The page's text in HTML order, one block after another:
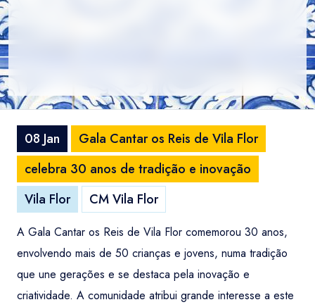
08 Jan
Gala Cantar os Reis de Vila Flor
celebra 30 anos de tradição e inovação
Vila Flor
CM Vila Flor
A Gala Cantar os Reis de Vila Flor comemorou 30 anos,
envolvendo mais de 50 crianças e jovens, numa tradição
que une gerações e se destaca pela inovação e
criatividade. A comunidade atribui grande interesse a este